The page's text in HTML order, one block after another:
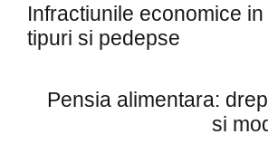
Infractiunile economice
tipuri si pedepse
Pensia alimentara:
si